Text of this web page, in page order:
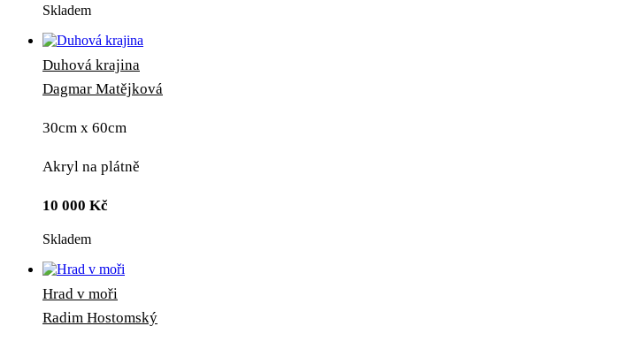
Skladem
Duhová krajina
Dagmar Matějková
30cm x 60cm
Akryl na plátně
10 000 Kč
Skladem
Hrad v moři
Radim Hostomský